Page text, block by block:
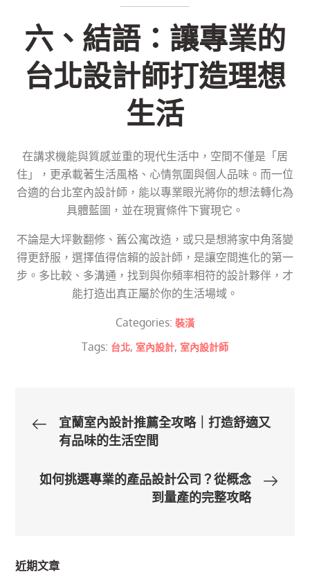
六、結語：讓專業的
台北設計師打造理想
生活
在講求機能與質感並重的現代生活中，空間不僅是「居
住」，更承載著生活風格、心情氛圍與個人品味。而一位
合適的台北室內設計師，能以專業眼光將你的想法轉化為
具體藍圖，並在現實條件下實現它。
不論是大坪數翻修、舊公寓改造，或只是想將家中角落變
得更舒服，選擇值得信賴的設計師，是讓空間進化的第一
步。多比較、多溝通，找到與你頻率相符的設計夥伴，才
能打造出真正屬於你的生活場域。
Categories: 裝潢
Tags: 台北, 室內設計, 室內設計師
文宜蘭室內設計推薦全攻略｜打造舒適又
有品味的生活空間
如何挑選專業的產品設計公司？從概念
到量產的完整攻略
近期文章